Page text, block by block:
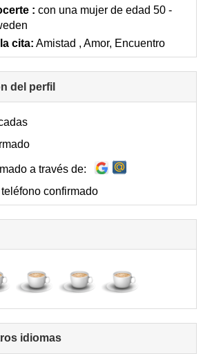
collapse
contents
:con una mujer de edad 50 -
cita: Amistad , Amor, Encuentro
del perfil
to
a través de:
confirmado
idiomas